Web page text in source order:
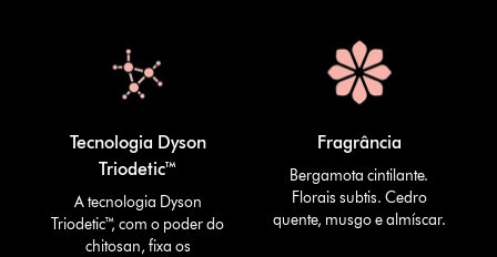
Tecnologia Dyson
Triodetic™
A tecnologia Dyson
Triodetic™, com o poder do
chitosan, fixa os
Fragrância
Bergamota cintilante.
Florais subtis. Cedro
quente, musgo e almíscar.